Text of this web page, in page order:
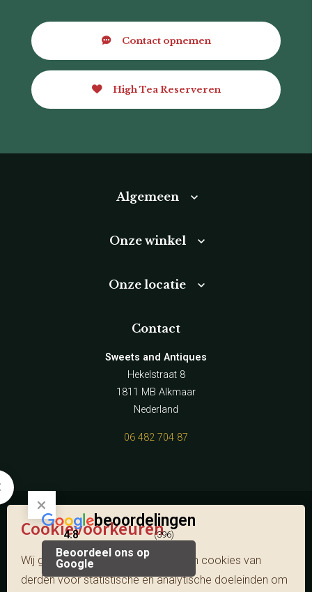
Contact opnemen
High Tea Reserveren
Algemeen
Onze winkel
Onze locatie
Contact
Sweets and Antiques
Hekelstraat 8
1811 MB Alkmaar
Nederland
06 482 704 87
© Sweets and Antiques
website door Webstart
beoordelingen
4.8 (396)
Beoordeel ons op
Google
Cookievoorkeuren
Wij gebruiken onze eigen cookies en cookies van
derden voor statistische en analytische doeleinden om